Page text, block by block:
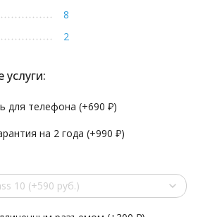
8
2
для телефона (+690 ₽)
на 2 года (+990 ₽)
10 (+590 руб.)